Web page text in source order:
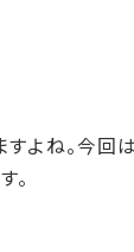
よね。今回
。